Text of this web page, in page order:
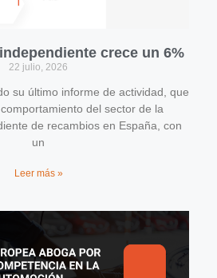
crece un 6%
22 julio, 2026
su último informe de actividad, que
del sector de la
de recambios en España, con
un
Leer más »